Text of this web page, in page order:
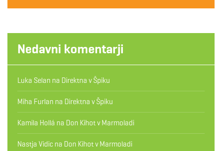
Nedavni komentarji
Luka Selan na Direktna v Špiku
Miha Furlan na Direktna v Špiku
Kamila Hollá na Don Kihot v Marmoladi
Nastja Vidic na Don Kihot v Marmoladi